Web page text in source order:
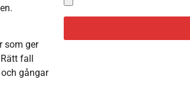
som ger
fall
gångar